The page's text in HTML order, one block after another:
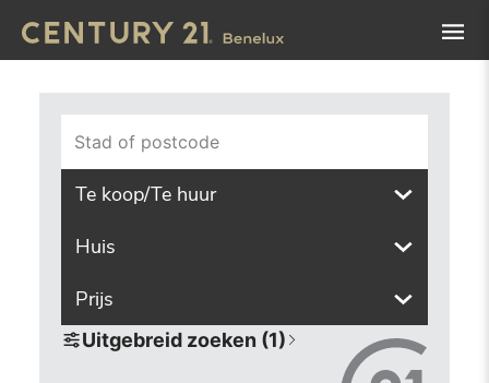
Stad of postcode
Te koop/Te huur
Huis
Prijs
Uitgebreid zoeken (1)